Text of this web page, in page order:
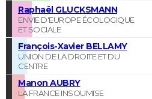
Raphaël GLUCKSMANN
ENVIE D'EUROPE ÉCOLOGIQUE
ET SOCIALE
François-Xavier BELLAMY
UNION DE LA DROITE ET DU
CENTRE
Manon AUBRY
LA FRANCE INSOUMISE